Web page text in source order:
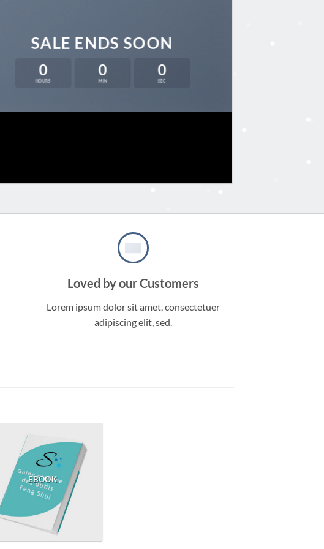
SALE ENDS SOON
0
HOURS
0
MIN
0
SEC
Loved by our Customers
Lorem ipsum dolor sit amet, consectetuer
adipiscing elit, sed.
EBOOK